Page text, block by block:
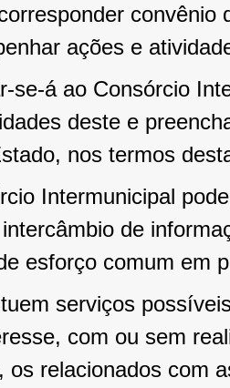
ações e
se-á ao Consórcio
deste e
nos termos
Intermunicipal
de
esforço comum em
serviços
com ou sem
os relacionados com